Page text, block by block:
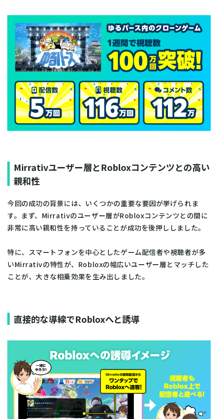
Mirrativユーザー層とRobloxコンテンツとの高い
親和性
今回の成功の背景には、いくつかの重要な要因が挙げられま
す。まず、Mirrativのユーザー層がRobloxコンテンツとの間に
非常に高い親和性を持っていることが成功を後押ししました。
特に、スマートフォンを中心としたゲーム配信者や視聴者が多
いMirrativの特性が、Robloxの幅広いユーザー層とマッチした
ことが、大きな相乗効果を生み出しました。
直接的な導線でRobloxへと誘導